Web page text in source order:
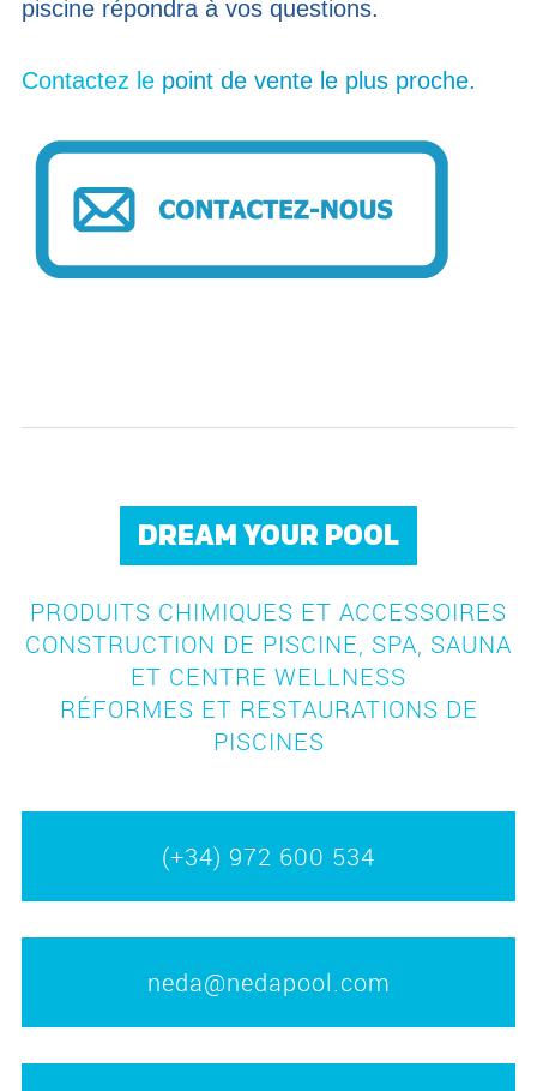
piscine répondra à vos questions.
Contactez le point de vente le plus proche.
DREAM YOUR POOL
PRODUITS CHIMIQUES ET ACCESSOIRES
CONSTRUCTION DE PISCINE, SPA, SAUNA
ET CENTRE WELLNESS
RÉFORMES ET RESTAURATIONS DE
PISCINES
(+34) 972 600 534
neda@nedapool.com